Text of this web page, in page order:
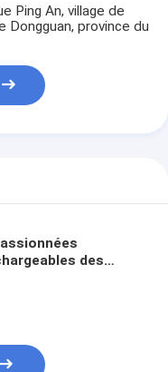
Ping An, village de
Dongguan, province du
des